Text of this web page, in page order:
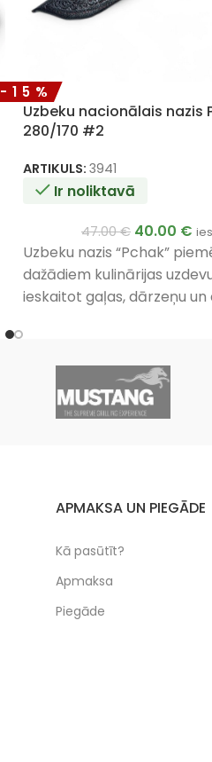
-15%
Uzbeku nacionālais nazis
280/170 #2
ARTIKULS: 3941
Ir noliktavā
47.00€ 40.00 €
Uzbeku nazis “Pchak”
dažādiem kulinārijas
ieskaitot gaļas, dārzeņu un
efektivitāti lietošanā.
Meistara roku darbs.
Unikāla kvalitāte.
APMAKSA UN PIEGĀDE
Kā pasūtīt?
Apmaksa
Piegāde